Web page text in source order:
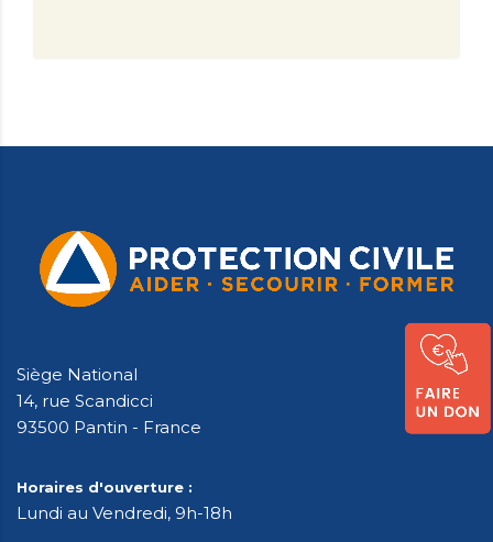
Siège National
14, rue Scandicci
93500 Pantin - France
Horaires d'ouverture :
Lundi au Vendredi, 9h-18h